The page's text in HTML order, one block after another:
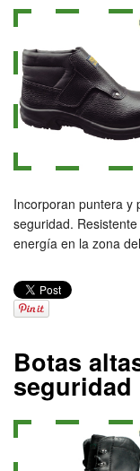
Incorporan puntera y
seguridad.
energía en la zona
Botas
seguridad